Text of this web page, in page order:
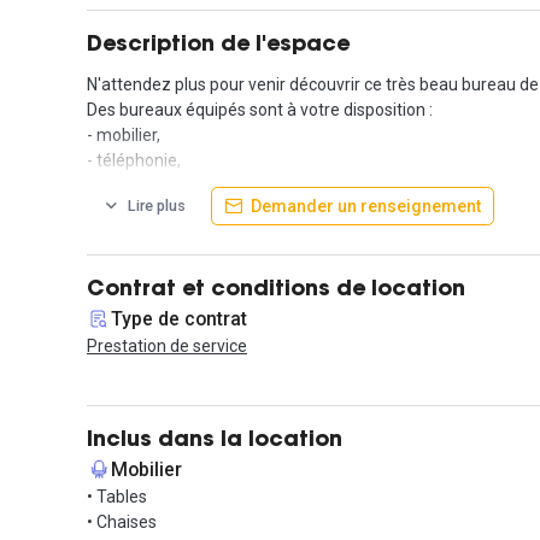
Description de l'espace
N'attendez plus pour venir découvrir ce très beau bureau
Des bureaux équipés sont à votre disposition :
- mobilier,
- téléphonie,
- fibre optique,
Vous n'avez qu'à prendre place et développer votre activité
Des salles de réunion et de formation également
Vous cherchez un espace de travail pour votre entreprise ?
Facility Center vous propose des locaux chaleureux,
Notre centre d'affaire, situé à quelques minutes de la
Lire plus Demander un renseignement
Contrat et conditions de location
Type de contrat
Prestation de service
Inclus dans la location
Mobilier
• Tables
• Chaises